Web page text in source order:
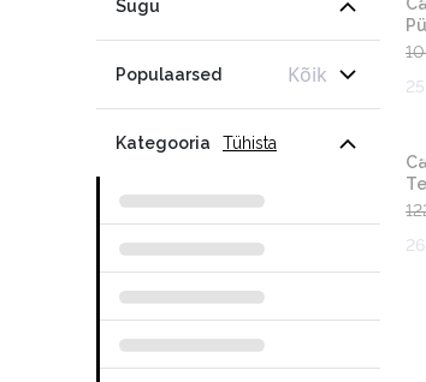
Sugu
Populaarsed Kõik
Kategooria Tühista